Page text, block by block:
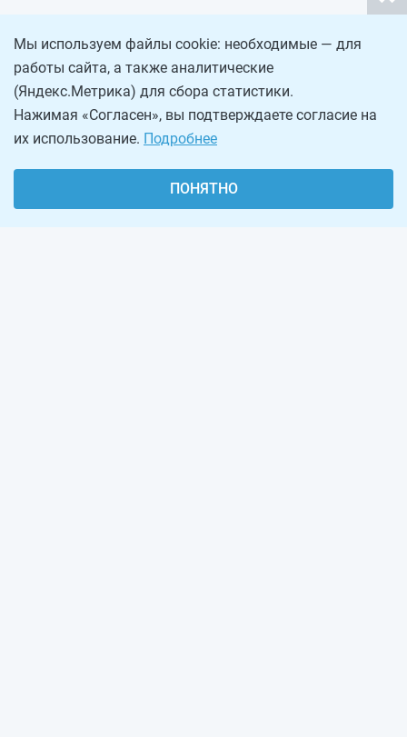
Мы используем файлы cookie: необходимые — для
работы сайта, а также аналитические
(Яндекс.Метрика) для сбора статистики.
Нажимая «Согласен», вы подтверждаете согласие на
их использование. Подробнее
ПОНЯТНО